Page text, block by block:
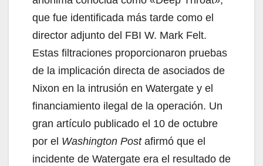
que fue identificada más tarde como el
director adjunto del FBI W. Mark Felt.
Estas filtraciones proporcionaron pruebas
de la implicación directa de asociados de
Nixon en la intrusión en Watergate y el
financiamiento ilegal de la operación. Un
gran artículo publicado el 10 de octubre
por el Washington Postafirmó que el
incidente de Watergate era el resultado de